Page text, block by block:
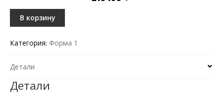
В корзину
Категория: Форма 1
Детали
Детали